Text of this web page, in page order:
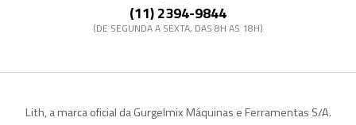
(11) 2394-9844
(DE SEGUNDA A SEXTA, DAS 8H AS 18H)
Lith, a marca oficial da Gurgelmix Máquinas e Ferramentas S/A.